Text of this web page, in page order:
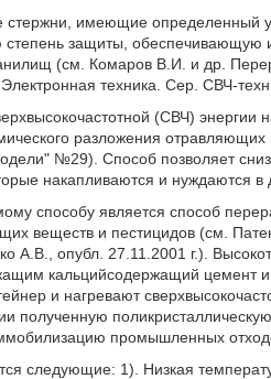
стержни, имеющие определенный
защиты, обеспечивающую
(см. Комаров В.И. и др.
техника. Сер. СВЧ-
(СВЧ)
разложения отравляющих
№29). Способ позволяет
накапливаются и нуждаются в
способу является способ
веществ и пестицидов (см.
А.В., опубл. 27.11.2001 г.).
кальцийсодержащий цемент и
и нагревают
полученную
промышленных
следующие: 1). Низкая